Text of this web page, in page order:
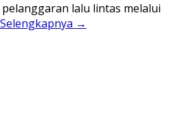
lalu lintas melalui
Selengkapnya →